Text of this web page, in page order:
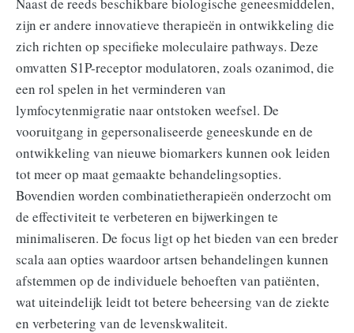
zijn er andere innovatieve therapieën in ontwikkeling die
zich richten op specifieke moleculaire pathways. Deze
omvatten S1P-receptor modulatoren, zoals ozanimod, die
een rol spelen in het verminderen van
lymfocytenmigratie naar ontstoken weefsel. De
vooruitgang in gepersonaliseerde geneeskunde en de
ontwikkeling van nieuwe biomarkers kunnen ook leiden
tot meer op maat gemaakte behandelingsopties.
Bovendien worden combinatietherapieën onderzocht om
de effectiviteit te verbeteren en bijwerkingen te
minimaliseren. De focus ligt op het bieden van een breder
scala aan opties waardoor artsen behandelingen kunnen
afstemmen op de individuele behoeften van patiënten,
wat uiteindelijk leidt tot betere beheersing van de ziekte
en verbetering van de levenskwaliteit.